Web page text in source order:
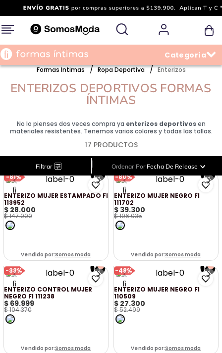
Formas Intimas Ropa Deportiva Enterizos
ENTERIZOS DEPORTIVOS FORMAS
ÍNTIMAS
No lo pienses dos veces compra ya enterizos deportivosen
materiales resistentes. Tenemos varios colores y todas las tallas.
17 PRODUCTOS
Filtrar | Ordenar Por Fecha De Release
-81%
ENTERIZO MUJER ESTAMPADO FI
113952
$ 28.000
$147.000
Vendido por:Somos moda
-80%
ENTERIZO MUJER NEGRO FI
111702
$ 39.300
$196.035
Vendido por:Somos moda
-33%
ENTERIZO CONTROL MUJER
NEGRO FI 111238
$ 69.999
$104.370
Vendido por:Somos moda
-48%
ENTERIZO MUJER NEGRO FI
110509
$ 27.300
$52.499
Vendido por:Somos moda